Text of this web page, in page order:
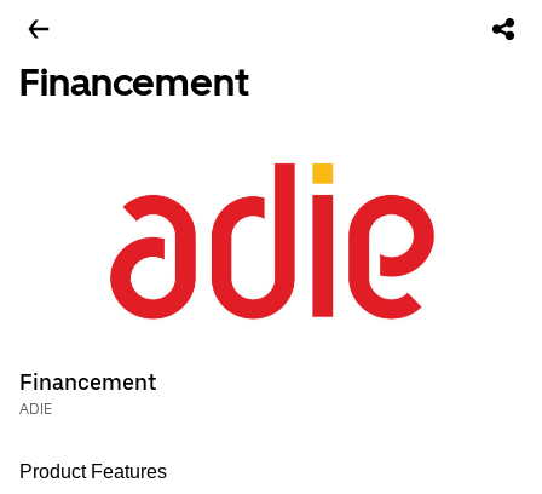
Financement
Financement
ADIE
Product Features